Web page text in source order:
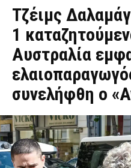
Τζέιμς
1
Αυστραλία
συνελήφθη ο